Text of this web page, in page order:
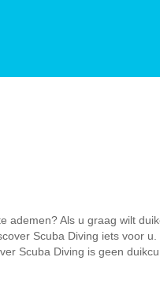
ademen? Als u graag wilt
Scuba Diving iets voor
Scuba Diving is geen